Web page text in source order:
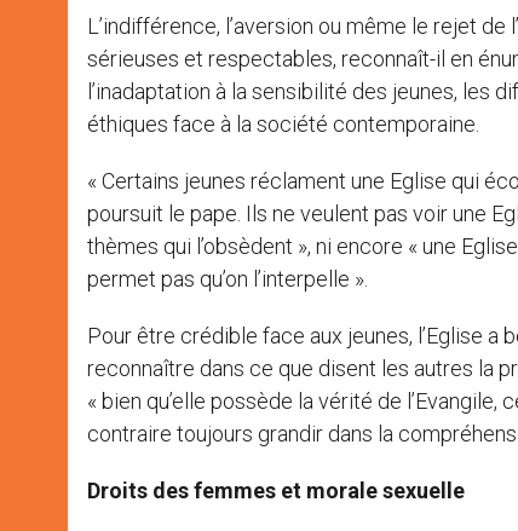
L’indifférence, l’aversion ou même le rejet
sérieuses et respectables, reconnaît-il en
l’inadaptation à la sensibilité des jeunes, les
éthiques face à la société contemporaine.
« Certains jeunes réclament une Eglise qui
poursuit le pape. Ils ne veulent pas voir une
thèmes qui l’obsèdent », ni encore « une
permet pas qu’on l’interpelle ».
Pour être crédible face aux jeunes, l’Eglise a
reconnaître dans ce que disent les autres la
« bien qu’elle possède la vérité de l’Evangile,
contraire toujours grandir dans la
Droits des femmes et morale sexuelle